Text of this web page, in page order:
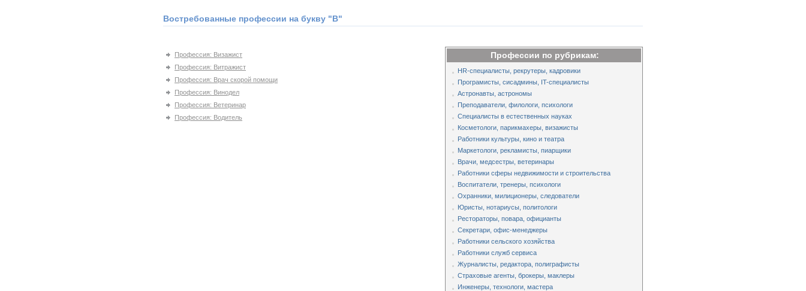
Востребованные профессии на букву "В"
Профессия: Визажист
Профессия: Витражист
Профессия: Врач скорой помощи
Профессия: Винодел
Профессия: Ветеринар
Профессия: Водитель
Профессии по рубрикам:
HR-специалисты, рекрутеры, кадровики
Програмисты, сисадмины, IT-специалисты
Астронавты, астрономы
Преподаватели, филологи, психологи
Специалисты в естественных науках
Косметологи, парикмахеры, визажисты
Работники культуры, кино и театра
Маркетологи, рекламисты, пиарщики
Врачи, медсестры, ветеринары
Работники сферы недвижимости и строительства
Воспитатели, тренеры, психологи
Охранники, милиционеры, следователи
Юристы, нотариусы, политологи
Рестораторы, повара, официанты
Секретари, офис-менеджеры
Работники сельского хозяйства
Работники служб сервиса
Журналисты, редактора, полиграфисты
Страховые агенты, брокеры, маклеры
Инженеры, технологи, мастера